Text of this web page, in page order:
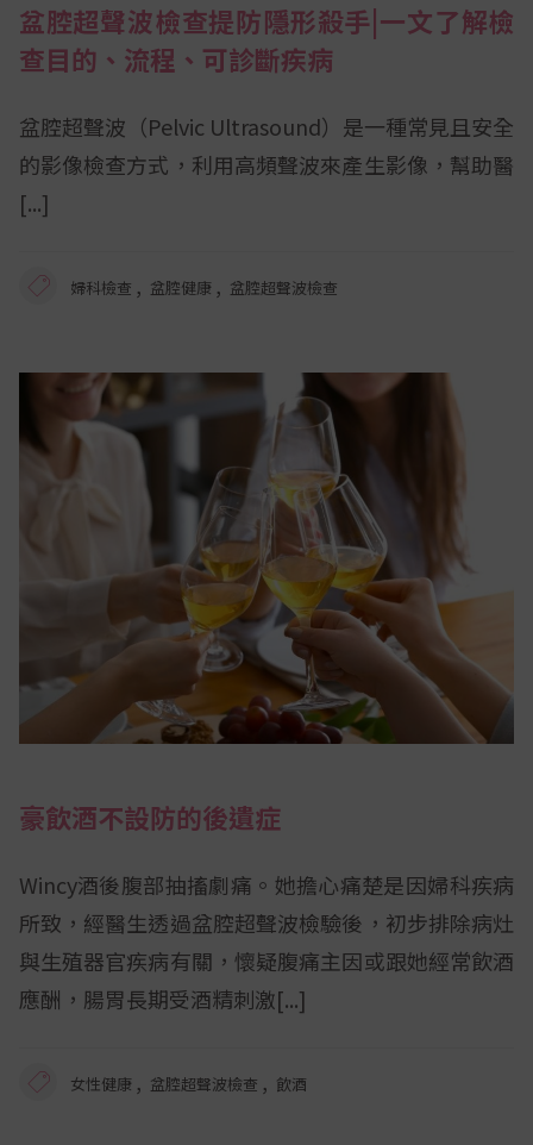
盆腔超聲波檢查提防隱形殺手|一文了解檢
查目的、流程、可診斷疾病
盆腔超聲波（Pelvic Ultrasound）是一種常見且安全
的影像檢查方式，利用高頻聲波來產生影像，幫助醫
婦科檢查 , 盆腔健康 , 盆腔超聲波檢查
豪飲酒不設防的後遺症
Wincy酒後腹部抽搐劇痛。她擔心痛楚是因婦科疾病
所致，經醫生透過盆腔超聲波檢驗後，初步排除病灶
與生殖器官疾病有關，懷疑腹痛主因或跟她經常飲酒
應酬，腸胃長期受酒精刺激
女性健康 , 盆腔超聲波檢查 , 飲酒